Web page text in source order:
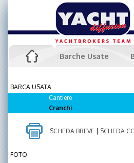
Barche Usate
BARCA USATA
Cantiere
Cranchi
SCHEDA BREVE SCHEDA
FOTO